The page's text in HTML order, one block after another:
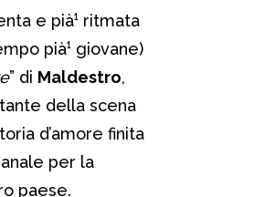
e pià¹ ritmata
pià¹ giovane)
” di Maldestro,
della scena
d’amore finita
per la
paese.